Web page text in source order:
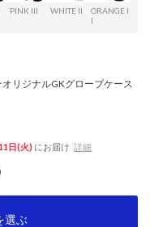
PINK III WHITE II
ORANGE II
I
リジナルGKグローブケース
日(火) にお届け 詳細
選ぶ